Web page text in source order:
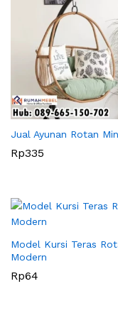
Jual Ayunan Rotan
Rp335
Model Kursi Teras
Modern
Rp64